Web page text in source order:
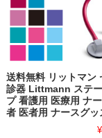
送料無料 リットマン
診器 Littmann ステ
プ 看護用 医療用 ナ
者 医者用 ナースグ